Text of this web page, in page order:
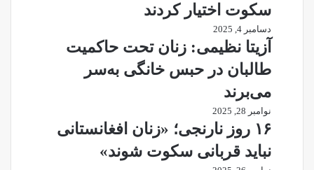
سکوت اختیار کردند
دسامبر 4, 2025
آزیتا نظیمی: زنان تحت حاکمیت
طالبان در حبس خانگی به‌سر
می‌برند
نوامبر 28, 2025
۱۶ روز نارنجی؛ «زنان افغانستانی
نباید قربانی سکوت شوند»